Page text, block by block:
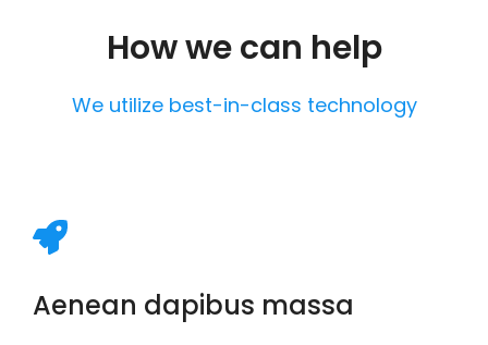
How we can help
We utilize best-in-class technology
Aenean dapibus massa